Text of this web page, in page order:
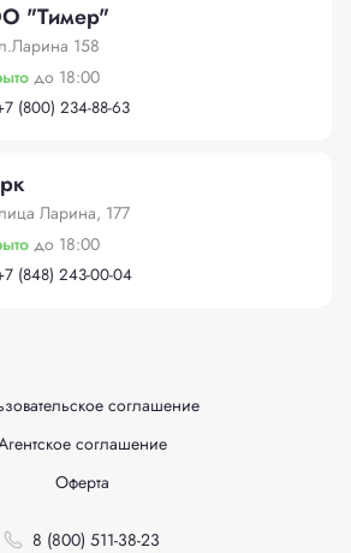
"Тимер"
158
до 18:00
7 (800) 234-88-63
Ларина, 177
до 18:00
7 (848) 243-00-04
соглашение
соглашение
Оферта
8 (800) 511-38-23